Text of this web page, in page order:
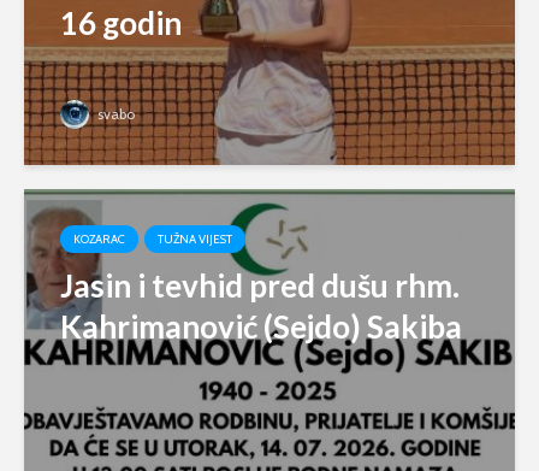
16 godin
svabo
KOZARAC TUŽNA VIJEST
Jasin i tevhid pred dušu rhm.
Kahrimanović (Sejdo) Sakiba